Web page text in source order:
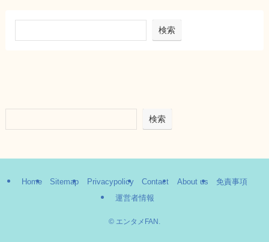
検索
検索
Home Sitemap Privacypolicy Contact About us
免責事項
運営者情報
© エンタメFAN.